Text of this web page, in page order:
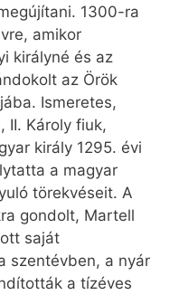
1300-ra
amikor
királyné és az
az Örök
Ismeretes,
II. Károly fiuk,
király 1295. évi
a magyar
törekvéseit. A
gondolt, Martell
saját
szentévben, a nyár
a tízéves